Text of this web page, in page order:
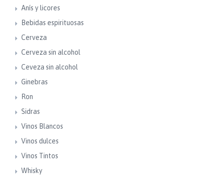
Anís y licores
Bebidas espirituosas
Cerveza
Cerveza sin alcohol
Ceveza sin alcohol
Ginebras
Ron
Sidras
Vinos Blancos
Vinos dulces
Vinos Tintos
Whisky